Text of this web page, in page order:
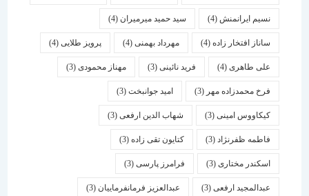
نسیم ایرانمنش(4) سید حمید میرمیران(4)
ساناز افتخار زاده(4) مهرداد بهمنی (4) پرویز طلایی(4)
علی طاهری(4) فرید نائینی(3) مهناز محمودی(3)
فرخ محمدزاده مهر(3) امید جوانبخت(3)
کیکاووس امینی(3) شهاب الدین ارفعی(3)
فاطمه ظفرنژاد(3) کتایون تقی زاده(3)
اسكندر مختاری (3) فرامرز پارسی(3)
عبدالمجید ارفعی(3) عبدالعزیز فرمانفرماییان(3)